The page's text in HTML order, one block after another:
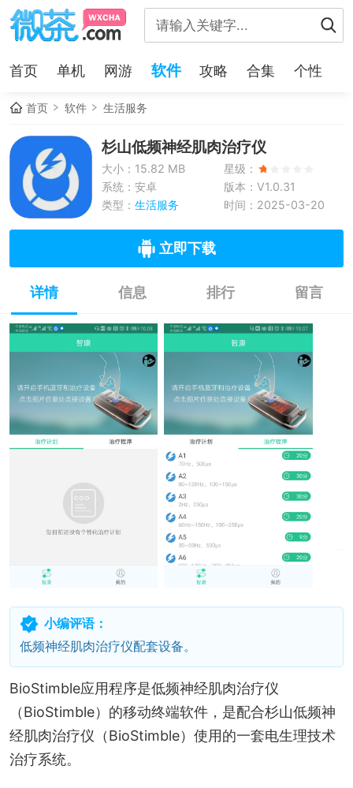
首页 单机 网游 软件 攻略 合集 个性
首页 软件 生活服务
杉山低频神经肌肉治疗仪
大小：15.82 MB
星级：
系统：安卓
版本：V1.0.31
类型： 生活服务 时间：2025-03-20
立即下载
详情 信息 排行 留言
小编评语：
低频神经肌肉治疗仪配套设备。
BioStimble应用程序是低频神经肌肉治疗仪
（BioStimble）的移动终端软件，是配合杉山低频神
经肌肉治疗仪（BioStimble）使用的一套电生理技术
治疗系统。